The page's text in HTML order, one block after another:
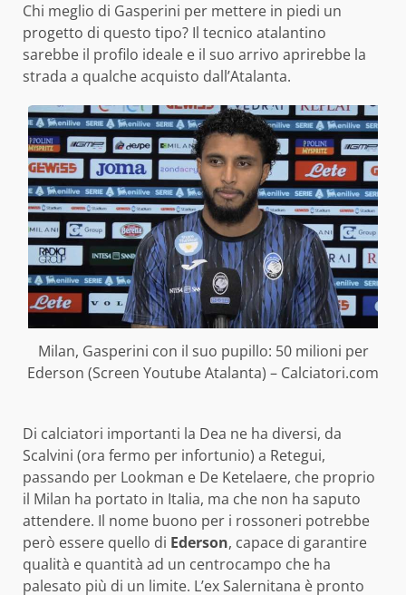
Chi meglio di Gasperini per mettere in piedi un
progetto di questo tipo? Il tecnico atalantino
sarebbe il profilo ideale e il suo arrivo aprirebbe la
strada a qualche acquisto dall’Atalanta.
Milan, Gasperini con il suo pupillo: 50 milioni per
Ederson (Screen Youtube Atalanta) – Calciatori.com
Di calciatori importanti la Dea ne ha diversi, da
Scalvini (ora fermo per infortunio) a Retegui,
passando per Lookman e De Ketelaere, che proprio
il Milan ha portato in Italia, ma che non ha saputo
attendere. Il nome buono per i rossoneri potrebbe
però essere quello di Ederson, capace di garantire
qualità e quantità ad un centrocampo che ha
palesato più di un limite. L’ex Salernitana è pronto